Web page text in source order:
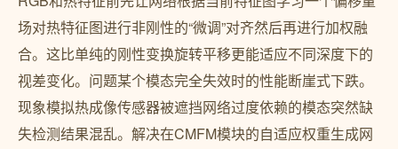
场对热特征图进行非刚性的“微调”对齐然后再进行加权融
合。这比单纯的刚性变换旋转平移更能适应不同深度下的
视差变化。问题某个模态完全失效时的性能断崖式下跌。
现象模拟热成像传感器被遮挡网络过度依赖的模态突然缺
失检测结果混乱。解决在CMFM模块的自适应权重生成网